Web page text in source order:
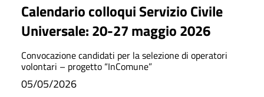
Calendario colloqui Servizio Civile
Universale: 20-27 maggio 2026
Convocazione candidati per la selezione di operatori
volontari – progetto “InComune”
05/05/2026